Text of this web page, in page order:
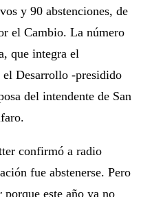
y 90 abstenciones, de
el Cambio. La número
que integra el
Desarrollo -presidido
del intendente de San
confirmó a radio
fue abstenerse. Pero
este año ya no